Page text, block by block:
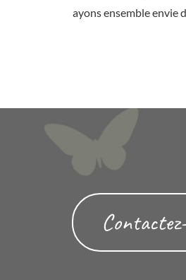
ayons ensemble envie